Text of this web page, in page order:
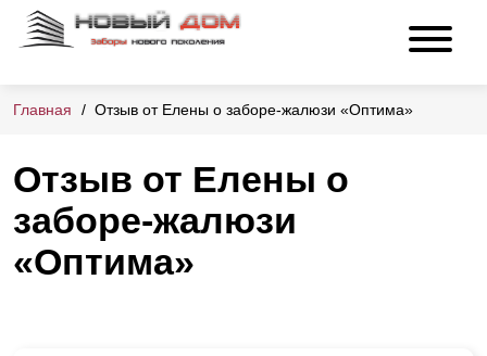
Главная Отзыв от Елены о заборе-жалюзи «Оптима»
Отзыв от Елены о
заборе-жалюзи
«Оптима»